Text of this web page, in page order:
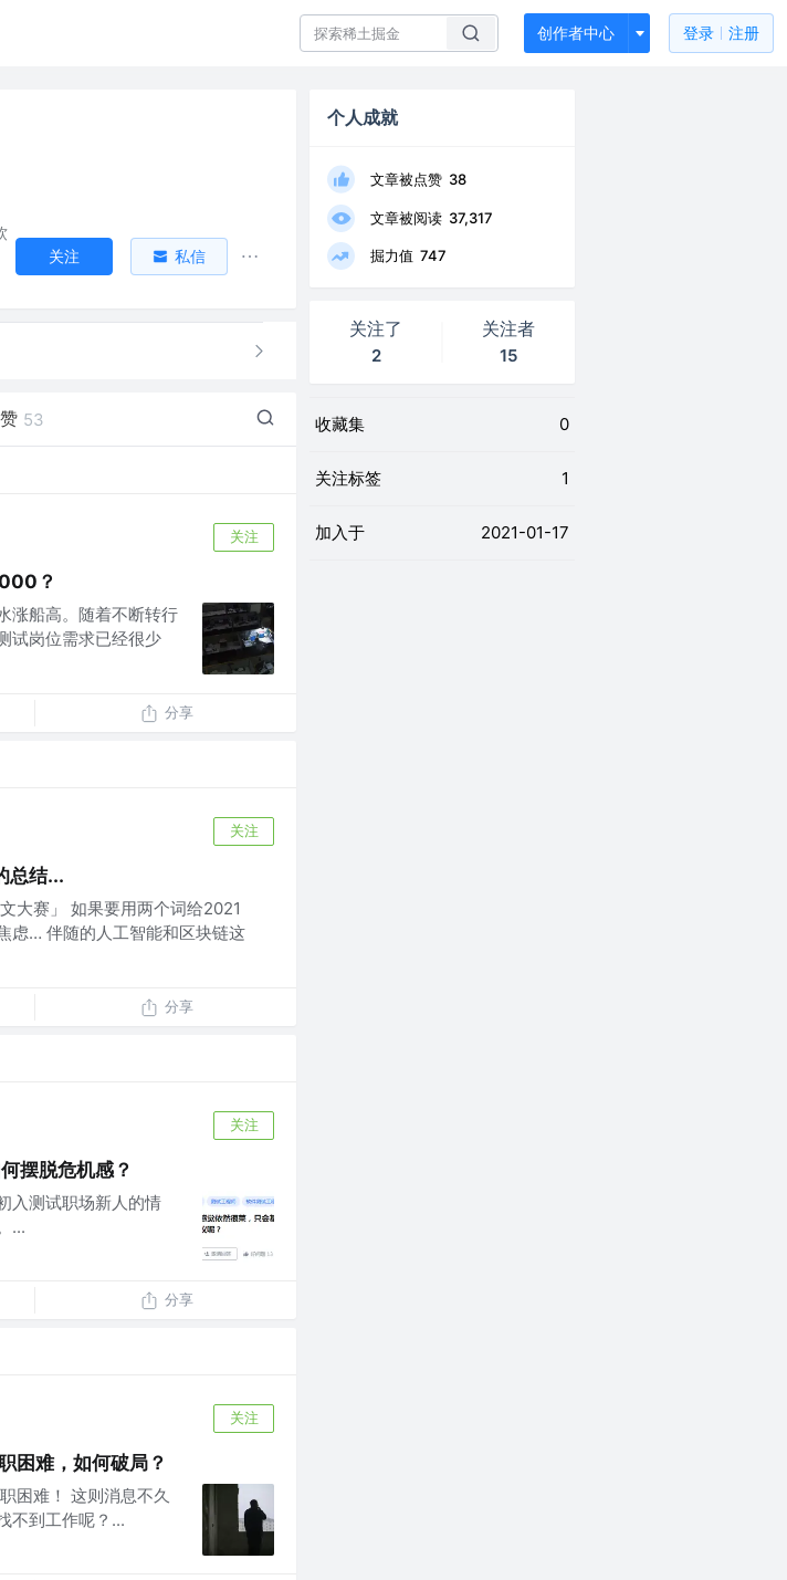
创作者中心 登录 注册
关注 私信
赞 53
关注
？
涨船高。随着不断转行
试岗位需求已经很少
分享
关注
总结...
大赛」 如果要用两个词给2021
虑… 伴随的人工智能和区块链这
分享
关注
摆脱危机感？
入测试职场新人的情
...
分享
关注
困难，如何破局？
困难！ 这则消息不久
不到工作呢？...
个人成就
文章被点赞 38
文章被阅读 37,317
掘力值 747
关注了
2
关注者
15
收藏集 0
关注标签 1
加入于 2021-01-17